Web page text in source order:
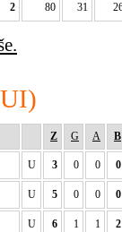
2 80 31
Z G A B
U 3 0 0 0
U 5 0 0 0
U 6 1 1 2